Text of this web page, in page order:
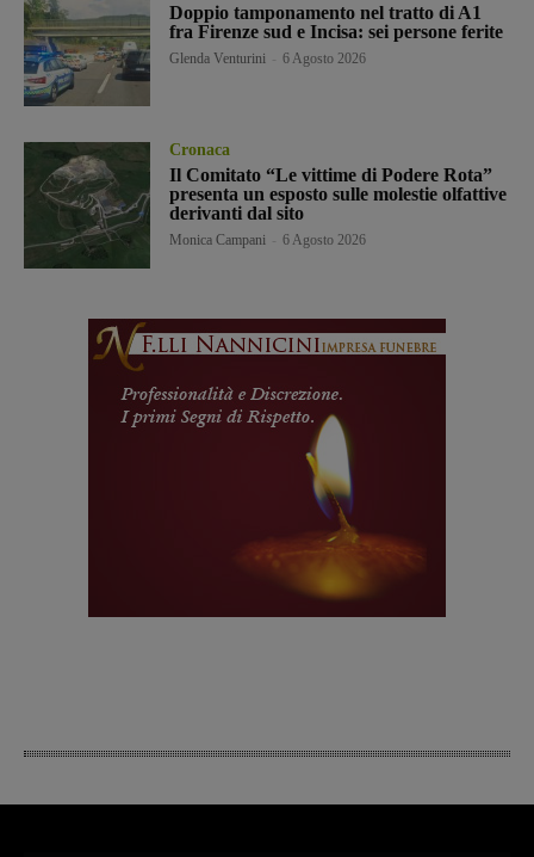
Doppio tamponamento nel tratto di A1
fra Firenze sud e Incisa: sei persone ferite
Glenda Venturini 6 Agosto 2026
Cronaca
Il Comitato “Le vittime di Podere Rota”
presenta un esposto sulle molestie olfattive
derivanti dal sito
Monica Campani 6 Agosto 2026